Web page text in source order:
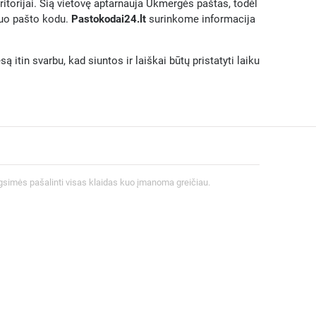
Šią vietovę aptarnauja Ukmergės paštas, todėl
pašto kodu. Pastokodai24.lt surinkome informacija
itin svarbu, kad siuntos ir laiškai būtų pristatyti laiku
pašalinti visas klaidas kuo įmanoma greičiau.